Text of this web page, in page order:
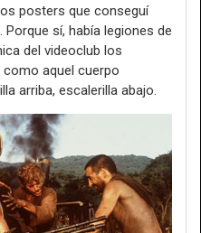
posters que conseguí
sí, había legiones de
del videoclub los
aquel cuerpo
arriba, escalerilla abajo.